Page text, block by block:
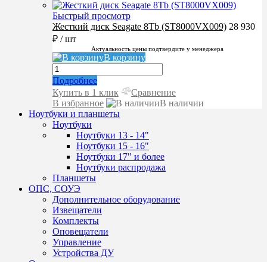
Быстрый просмотр
Жесткий диск Seagate 8Tb (ST8000VX009) 28 930
₽ / шт
Актуальность цены подтвердите у менеджера
В корзину
Подробнее
Купить в 1 клик
Сравнение
В избранное
В наличии
Ноутбуки и планшеты
Ноутбуки
Ноутбуки 13 - 14"
Ноутбуки 15 - 16"
Ноутбуки 17" и более
Ноутбуки распродажа
Планшеты
ОПС, СОУЭ
Дополнительное оборудование
Извещатели
Комплекты
Оповещатели
Управление
Устройства ДУ